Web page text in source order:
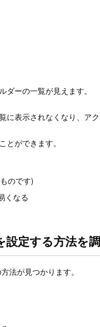
ーの一覧が見えます。
表示されなくなり、ア
ができます。
のです)
くなる
定する方法を
法が見つかります。